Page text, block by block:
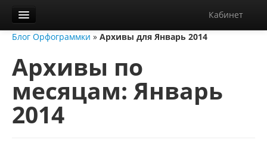
Кабинет
Орфограммка
Библиотека
Блог
О нас
Блог Орфограммки » Архивы для Январь 2014
Архивы по
месяцам: Январь
2014